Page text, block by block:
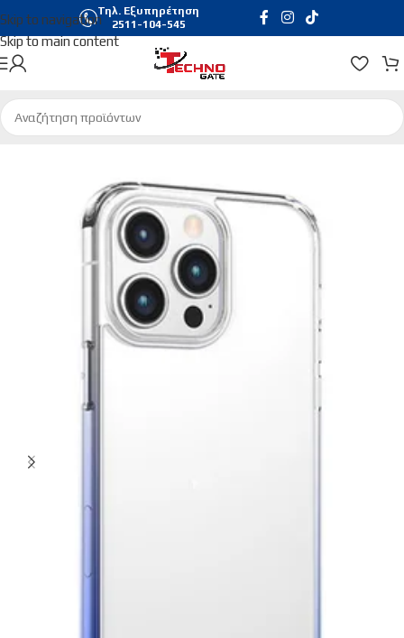
Skip to navigation
Skip to main content
Τηλ. Εξυπηρέτηση
2511-104-545
Αρχική σελίδα/Τηλεφωνία & Tablets/Θήκες Κινητών